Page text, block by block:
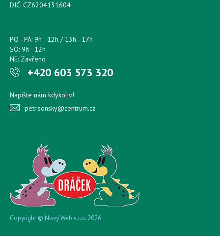
DIČ: CZ6204131604
PO - PÁ: 9h - 12h / 13h - 17h
SO: 9h - 12h
NE: Zavřeno
+420 603 573 320
Napište nám kdykoliv!
petr.sonsky@centrum.cz
Copyright © Nový Web s.r.o. 2026